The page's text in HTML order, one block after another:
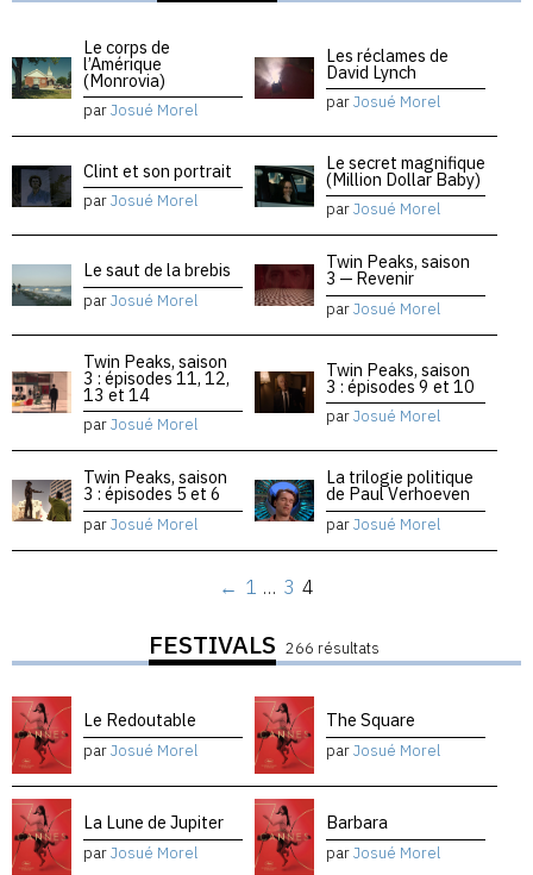
Le corps de
l’Amérique
(Monrovia)
parJosué Morel
Les réclames de
David Lynch
parJosué Morel
Clint et son portrait
parJosué Morel
Le secret magnifique
(Million Dollar Baby)
parJosué Morel
Le saut de la brebis
parJosué Morel
Twin Peaks, saison
3 — Revenir
parJosué Morel
Twin Peaks, saison
3 : épisodes 11, 12,
13 et 14
parJosué Morel
Twin Peaks, saison
3 : épisodes 9 et 10
parJosué Morel
Twin Peaks, saison
3 : épisodes 5 et 6
parJosué Morel
La trilogie politique
de Paul Verhoeven
parJosué Morel
← 1 … 3 4
FESTIVALS 266 résultats
Le Redoutable
parJosué Morel
The Square
parJosué Morel
La Lune de Jupiter
parJosué Morel
Barbara
parJosué Morel